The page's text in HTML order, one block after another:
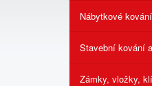
Nábytkové
Stavební kování
Zámky, vložky,